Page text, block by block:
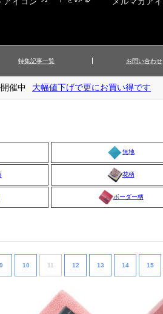
▲メンズニット
▲財布・キーケース
特集記事一覧 お問い合わせ
催中 大幅値下げで更にお買い得です
無地
花柄
ボーダー柄
9 10 11 12 13 14 15